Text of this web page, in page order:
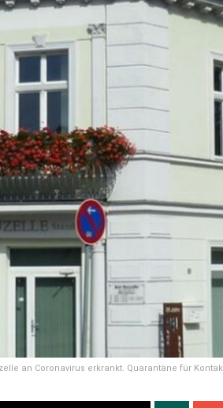
an Coronavirus erkrankt. Quarantäne für